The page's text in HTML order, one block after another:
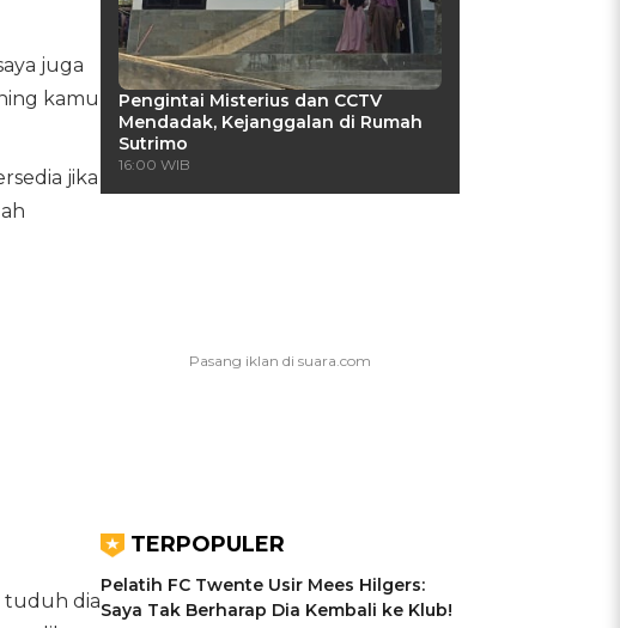
juga
kamu
jika
tuduh dia
Pengintai Misterius dan CCTV
Mendadak, Kejanggalan di Rumah
Sutrimo
16:00 WIB
TERPOPULER
Pelatih FC Twente Usir Mees Hilgers:
Saya Tak Berharap Dia Kembali ke Klub!